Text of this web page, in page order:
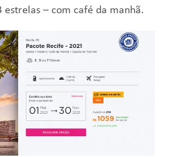
– com café da manhã.